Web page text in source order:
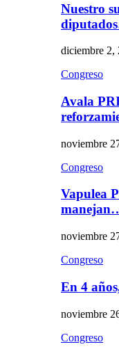
Nuestro
diciembre 2,
Congreso
Avala
noviembre
Congreso
Vapulea
noviembre
Congreso
En 4
noviembre
Congreso